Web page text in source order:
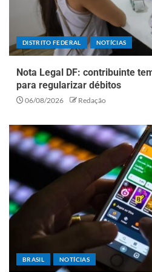
DISTRITO FEDERAL NOTÍCIAS
Nota Legal DF: contribuinte
para regularizar débitos
06/08/2026 Redação
BRASIL NOTÍCIAS